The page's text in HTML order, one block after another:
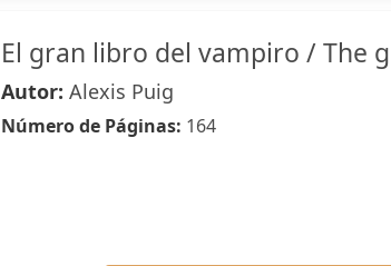
El gran libro del vampiro / The
Autor: Alexis Puig
Número de Páginas: 164